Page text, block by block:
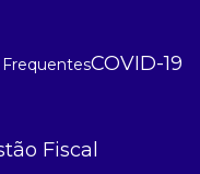
COVID-19
Fiscal